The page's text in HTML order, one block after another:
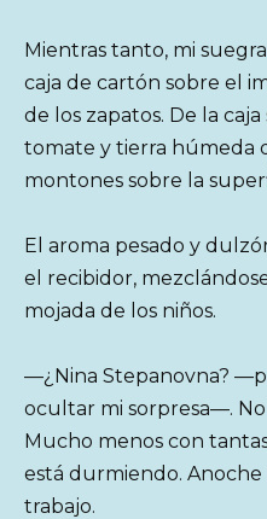
Mientras tanto, mi
caja de cartón sobre el
de los zapatos. De la
tomate y tierra húmeda
montones sobre la
El aroma pesado y
el recibidor,
mojada de los niños.
—¿Nina Stepanovna?
ocultar mi sorpresa—. No
Mucho menos con
está durmiendo.
trabajo.